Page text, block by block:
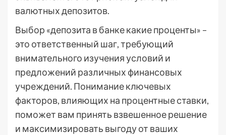
валютных депозитов.
Выбор «депозита в банке какие проценты» –
это ответственный шаг, требующий
внимательного изучения условий и
предложений различных финансовых
учреждений. Понимание ключевых
факторов, влияющих на процентные ставки,
поможет вам принять взвешенное решение
и максимизировать выгоду от ваших